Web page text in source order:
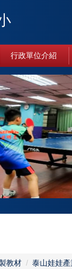
行政單位介紹
教材 泰山娃娃